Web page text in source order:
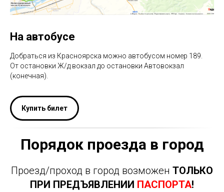
На автобусе
Добраться из Красноярска можно автобусом номер 189.
От остановки Ж/д вокзал до остановки Автовокзал
(конечная).
Купить билет
Порядок проезда в город
Проезд/проход в город возможен ТОЛЬКО
ПРИ ПРЕДЪЯВЛЕНИИ ПАСПОРТА!